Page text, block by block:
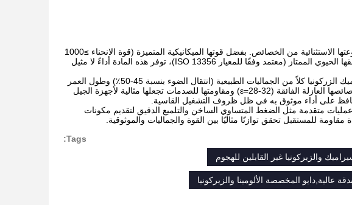
برزت سيراميك الزركونيا (ZrO₂) الدقيقة كمادة متقدمة رائدة نظرًا لمجموعتها الاستثنائية من الخصائص. بفضل قوتها الميكانيكية المتميزة (قوة الانحناء ≥1000
ميجا باسكال)، وصلابتها الملحوظة للكسر (8-10 ميجا باسكال·م¹/²)، وتوافقها الحيوي الممتاز (معتمد وفقًا للمعيار ISO 13356)، توفر هذه المادة أداءً لا مثيل
في المجالات الطبية الحيوية، تحقق ترميمات الأسنان المصنوعة من سيراميك الزركونيا كلاً من الجماليات الطبيعية (انتقال الضوء بنسبة 45-50٪) وطول العمر
السريري الذي يتجاوز 10 سنوات. بالنسبة للإلكترونيات الاستهلاكية، فإن خصائصها العازلة الفائقة (ε=28-32) ومقاومتها للصدمات تجعلها مثالية لأجهزة الجيل
على أداء موثوق به في ظل ظروف التشغيل القاسية.
متقدمة مثل الضغط المتساوي الساخن والتلميع الدقيق لتقديم مكونات
للمستقبل تحقق توازنًا مثاليًا بين القوة والجماليات والموثوقية.
Tags:
والزيركونيا غير القابلين للهجوم
عالية,دايو المخصصة الألومينا والزيركونيا